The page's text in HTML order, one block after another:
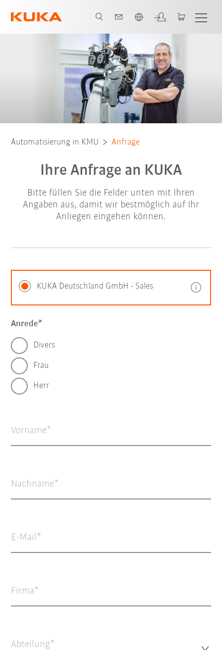
Automatisierung in KMU Anfrage
Ihre Anfrage an KUKA
Bitte füllen Sie die Felder unten mit Ihren
Angaben aus, damit wir bestmöglich auf Ihr
Anliegen eingehen können.
KUKA Deutschland GmbH - Sales
Anrede
Divers
Frau
Herr
Vorname
Nachname
E-Mail
Firma
Abteilung*